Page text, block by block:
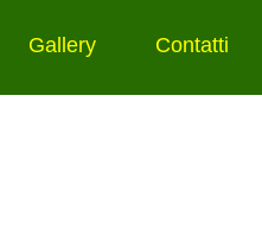
Gallery Contatti